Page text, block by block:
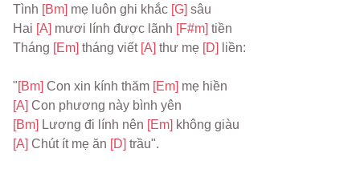
Tình [Bm] mẹ luôn ghi khắc [G] sâu
Hai [A] mươi lính được lãnh [F#m] tiền
Tháng [Em] tháng viết [A] thư mẹ [D] liền:
"[Bm] Con xin kính thăm [Em] mẹ hiền
[A] Con phương này bình yên
[Bm] Lương đi lính nên [Em] không giàu
[A] Chút ít mẹ ăn [D] trầu".